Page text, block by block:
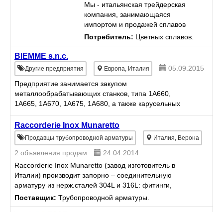
Мы - итальянская трейдерская
компания, занимающаяся
импортом и продажей сплавов
цветных металлов на территории
Италии. Рынок Италии - второй
медных сплавов в Европе. На
се...
Потребитель: Цветных сплавов.
BIEMME s.n.c.
Другие предприятия Европа, Италия
05.09.2015
Предприятие занимается закупом
металлообрабатывающих станков, типа 1А660,
1А665, 1А670, 1А675, 1А680, а также карусельных
станков 1532, 1540.
Raccorderie Inox Munaretto
Продавцы трубопроводной арматуры Италия, Верона
2 объявления продам
24.04.2014
Raccorderie Inox Munaretto (завод изготовитель в
Италии) производит запорно – соединительную
арматуру из нерж.сталей 304L и 316L: фитинги,
резьбовые соединения, муфты, клампы, тройники,
отводы, перех...
Поставщик: Трубопроводной арматуры.